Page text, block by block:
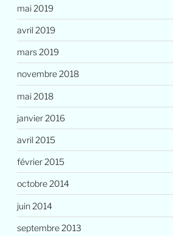
mai 2019
avril 2019
mars 2019
novembre 2018
mai 2018
janvier 2016
avril 2015
février 2015
octobre 2014
juin 2014
septembre 2013